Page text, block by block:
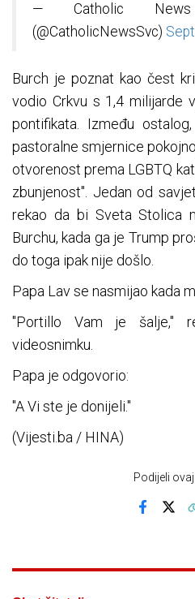
— Catholic
(@CatholicNewsSvc)
Burch je poznat kao čest
vodio Crkvu s 1,4 milijarde
pontifikata. Između
pastoralne smjernice
otvorenost prema LGBTQ
zbunjenost". Jedan od
rekao da bi Sveta Stolica
Burchu, kada ga je Trump
do toga ipak nije došlo.
Papa Lav se nasmijao kada
"Portillo Vam je šalje,"
videosnimku.
Papa je odgovorio:
"A Vi ste je donijeli."
(Vijesti.ba / HINA)
Podijeli